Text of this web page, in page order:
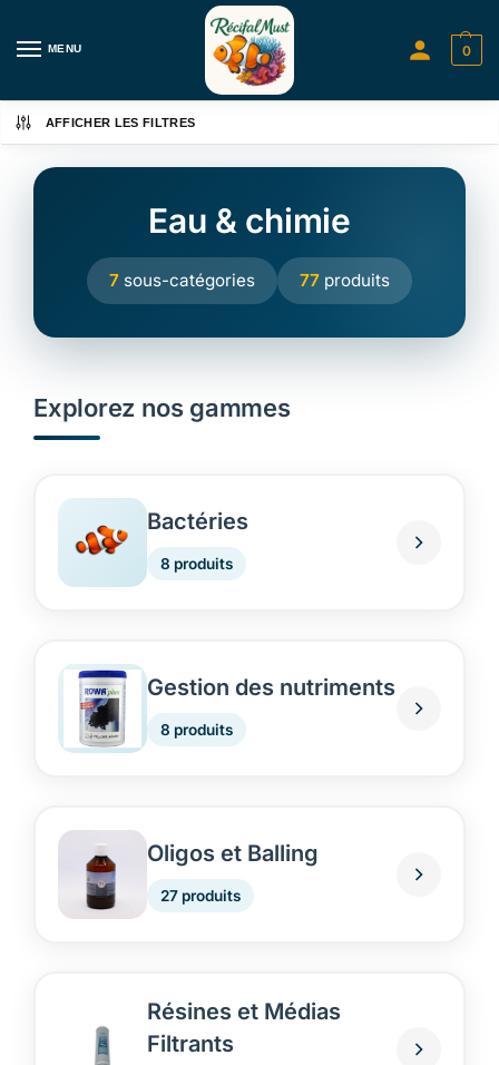
MENU 0
AFFICHER LES FILTRES
Eau & chimie
7 sous-catégories 77 produits
Explorez nos gammes
Bactéries
8 produits
Gestion des nutriments
8 produits
Oligos et Balling
27 produits
Résines et Médias
Filtrants